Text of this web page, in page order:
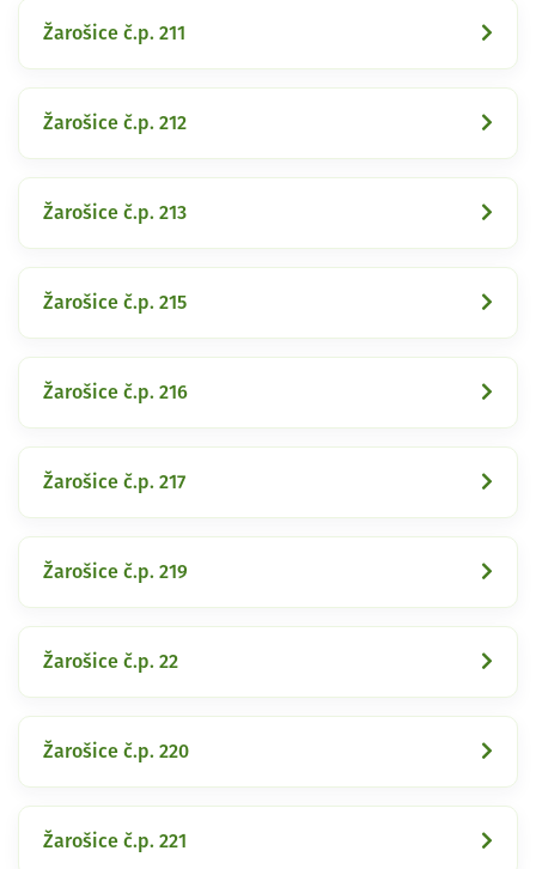
Žarošice č.p. 211
Žarošice č.p. 212
Žarošice č.p. 213
Žarošice č.p. 215
Žarošice č.p. 216
Žarošice č.p. 217
Žarošice č.p. 219
Žarošice č.p. 22
Žarošice č.p. 220
Žarošice č.p. 221